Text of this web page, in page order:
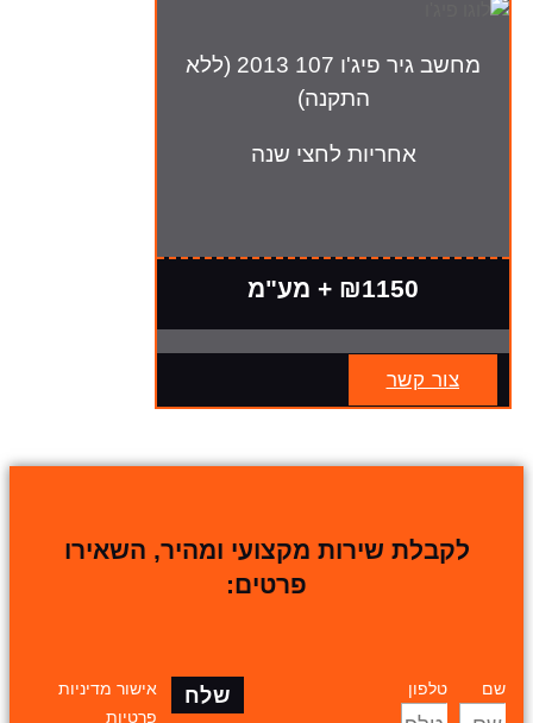
מחשב גיר פיג'ו 107 2013 (ללא
התקנה)
אחריות לחצי שנה
₪1150 + מע"מ
צור קשר
לקבלת שירות מקצועי ומהיר, השאירו
פרטים:
שם טלפון
אישור מדיניות
פרטיות
שלח